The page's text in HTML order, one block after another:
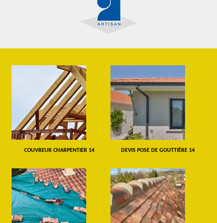
COUVREUR CHARPENTIER 14 DEVIS POSE DE GOUTTIÈRE 14